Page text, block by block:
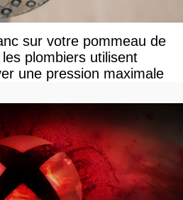
sur votre pommeau de
plombiers utilisent
une pression maximale